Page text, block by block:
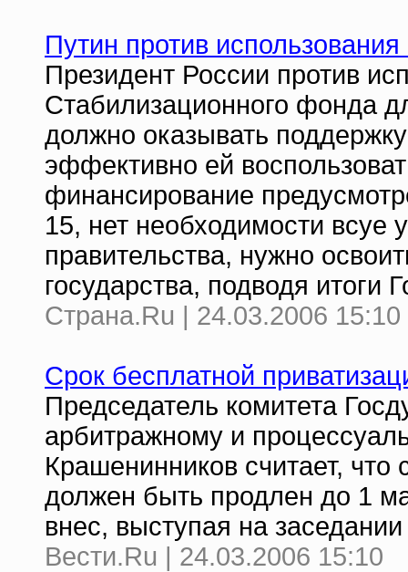
Путин против
Президент России против
Стабилизационного фонда
должно оказывать
эффективно ей
финансирование
15, нет необходимости
правительства, нужно
государства, подводя итоги
Страна.Ru | 24.03.2006 15:10
Срок бесплатной
Председатель комитета
арбитражному и
Крашенинников считает, что
должен быть продлен до 1
внес, выступая на
Вести.Ru | 24.03.2006 15:10